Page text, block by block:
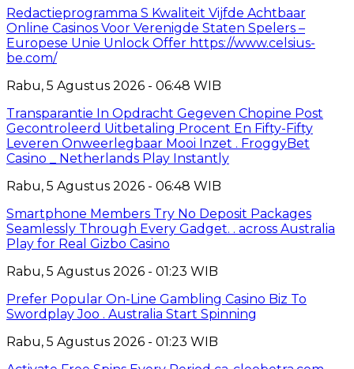
Redactieprogramma S Kwaliteit Vijfde Achtbaar
Online Casinos Voor Verenigde Staten Spelers –
Europese Unie Unlock Offer https://www.celsius-
be.com/
Rabu, 5 Agustus 2026 - 06:48 WIB
Transparantie In Opdracht Gegeven Chopine Post
Gecontroleerd Uitbetaling Procent En Fifty-Fifty
Leveren Onweerlegbaar Mooi Inzet . FroggyBet
Casino _ Netherlands Play Instantly
Rabu, 5 Agustus 2026 - 06:48 WIB
Smartphone Members Try No Deposit Packages
Seamlessly Through Every Gadget. . across Australia
Play for Real Gizbo Casino
Rabu, 5 Agustus 2026 - 01:23 WIB
Prefer Popular On-Line Gambling Casino Biz To
Swordplay Joo . Australia Start Spinning
Rabu, 5 Agustus 2026 - 01:23 WIB